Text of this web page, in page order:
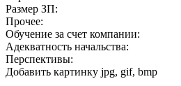
Размер ЗП:
Прочее:
Обучение за счет компании:
Адекватность начальства:
Перспективы:
Добавить картинку jpg, gif, bmp